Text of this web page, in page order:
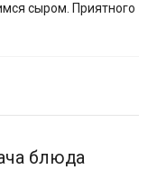
сыром. Приятного
блюда